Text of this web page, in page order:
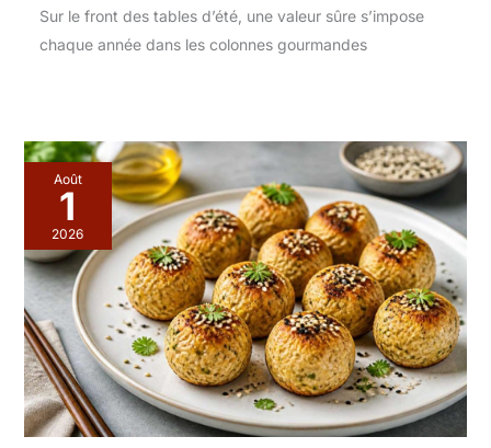
Sur le front des tables d’été, une valeur sûre s’impose
chaque année dans les colonnes gourmandes
Août
1
2026